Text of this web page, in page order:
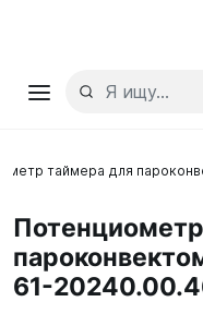
таймера для
61-